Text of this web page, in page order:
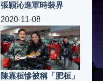
張穎沁進軍時裝界
2020-11-08
陳嘉桓慘被稱「肥桓」